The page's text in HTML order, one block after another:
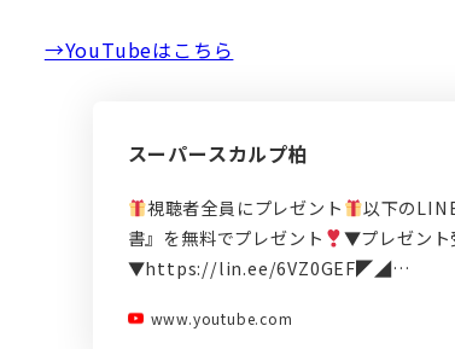
→YouTubeはこちら
スーパースカルプ柏
視聴者全員にプレゼント
以下の
書』を無料でプレゼント
▼プレゼント
▼https://lin.ee/6VZ0GEF◤◢…
www.youtube.com